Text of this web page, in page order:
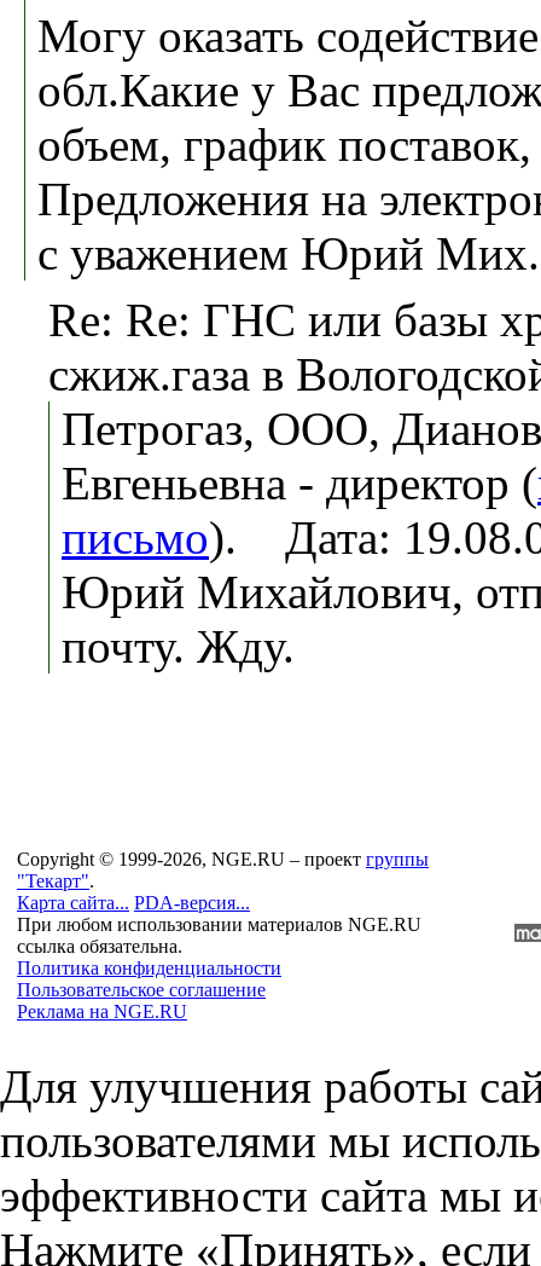
Могу оказать
обл.Какие у Вас
объем, график
Предложения на
с уважением Юрий Мих.
Re: Re: ГНС или базы
сжиж.газа в
Петрогаз, ООО,
Евгеньевна - директор (
письмо). Дата:
Юрий Михайлович,
почту. Жду.
Copyright © 1999-2026, NGE.RU – проект группы
"Текарт".
Карта сайта... PDA-версия...
При любом использовании материалов NGE.RU
ссылка обязательна.
Политика конфиденциальности
Пользовательское соглашение
Реклама на NGE.RU
Для улучшения работы
пользователями мы
эффективности сайта мы
Нажмите «Принять», если